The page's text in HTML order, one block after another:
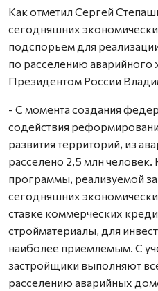
Как отметил Сергей
сегодняшних
подспорьем для
по расселению
Президентом России
- С момента создания
содействия
развития территорий, из
расселено 2,5 млн человек.
программы, реализуемой
сегодняшних
ставке коммерческих
стройматериалы, для
наиболее приемлемым. С
застройщики выполняют
расселению аварийных